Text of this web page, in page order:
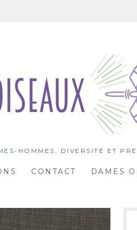
HOMMES, DIVERSITÉ ET
CONTACT DAMES